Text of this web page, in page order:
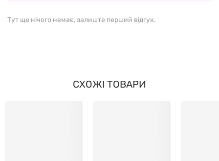
Тут ще нічого немає, залиште перший відгук.
СХОЖІ ТОВАРИ